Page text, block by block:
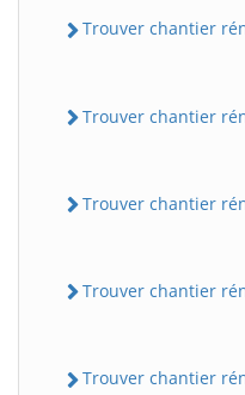
Trouver chantier
Trouver chantier
Trouver chantier
Trouver chantier
Trouver chantier